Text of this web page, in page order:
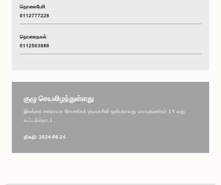
தொலைபேசி
0112777228
தொலைநகல்
0112503986
குழு செயலிழந்துள்ளது
இலங்கை சனநாயக சோசலிசக் குடியரசின் ஒன்பதாவது பாராளுமன்றம் | 1 வது
கூட்டத்தொடர்
திகதி: 2024-09-24